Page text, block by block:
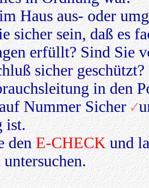
Haus aus- oder
sicher sein, daß es
erfüllt? Sind Sie
sicher
in den
Nummer Sicher
ist.
denE-CHECKund